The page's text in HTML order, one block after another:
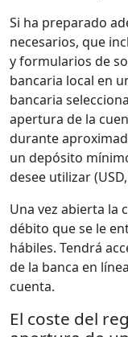
Si ha preparado
necesarios, que
y formularios de
bancaria local en
bancaria
apertura de la
durante
un depósito
desee utilizar (USD,
Una vez abierta la
débito que se le
hábiles. Tendrá
de la banca en
cuenta.
El coste del